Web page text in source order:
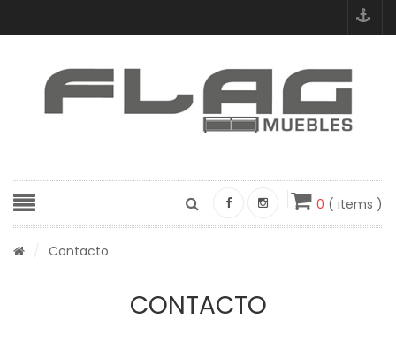
0 ( items )
Contacto
CONTACTO